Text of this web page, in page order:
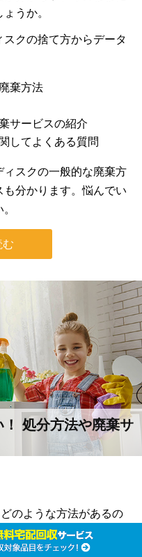
うか。
クの捨て方からデータ
棄方法
サービスの紹介
してよくある質問
ィスクの一般的な廃棄方
分かります。悩んでい
む
処分方法や廃棄サ
のような方法があるの
得に捨てられるのか」な
いる方は多いでしょ